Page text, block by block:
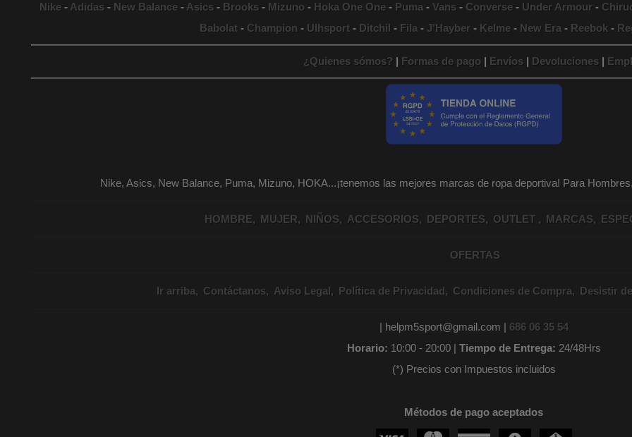
Nike- Adidas- New Balance- Asics- Brooks- Mizuno- Hoka One One- Puma - Vans- Converse- Under Armour-
Babolat - Champion - Ulhsport - Ditchil - Fila - J'Hayber - Kelme - New Era - Reebok -
¿Quienes sómos? | Formas de pago| Envíos| Devoluciones|
Nike, Asics, New Balance, Puma, Mizuno, HOKA...¡tenemos las mejores marcas de ropa deportiva! Para
HOMBRE MUJER NIÑOS ACCESORIOS DEPORTES OUTLET MARCAS
OFERTAS
Ir arriba Contáctanos Aviso Legal Política de Privacidad Condiciones de Compra Desistir
| helpm5sport@gmail.com | 686 06 35 54
Horario: 10:00 - 20:00 | Tiempo de Entrega: 24/48Hrs
(*) Precios con Impuestos incluidos
Métodos de pago aceptados